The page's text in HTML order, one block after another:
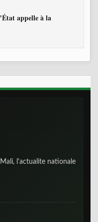
appelle à la
l'actualite nationale